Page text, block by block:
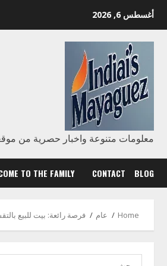
Skip
content
أغسطس 6, 2026
معلومات متنوعة واخبار حصرية من
BLOG
CONTACT
TO THE FAMILY!
Home عام فرصة رائعة: بيت للبيع
البحث